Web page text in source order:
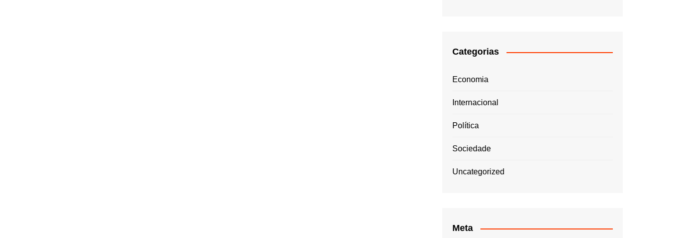
Categorias
Economia
Internacional
Política
Sociedade
Uncategorized
Meta